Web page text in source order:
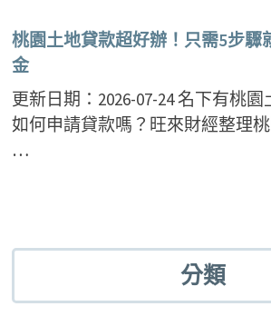
桃園土地貸款超好辦！只需5步驟
金
更新日期：2026-07-24 名下有桃
如何申請貸款嗎？旺來財經整理
…
分類